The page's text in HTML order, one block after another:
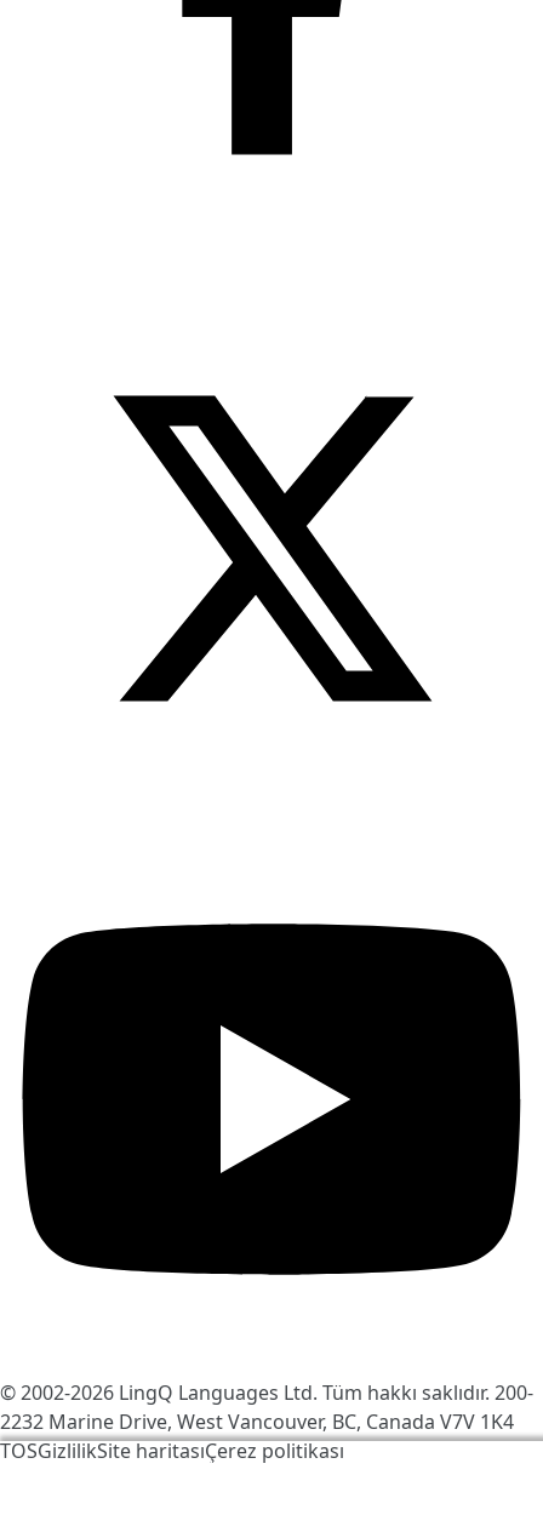
LingQ'yu daha iyi hale getirmek için çerezleri
© 2002-2026 LingQ Languages Ltd. Tüm hakkı saklıdır. 200-
2232 Marine Drive, West Vancouver, BC, Canada V7V 1K4
TOSGizlilikSite haritasıÇerez politikası